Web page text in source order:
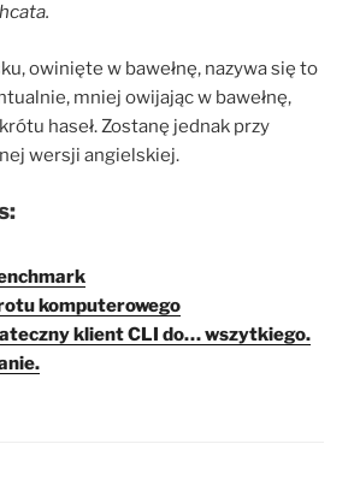
owinięte w bawełnę, nazywa się to
mniej owijając w bawełnę,
haseł. Zostanę jednak przy
wersji angielskiej.
komputerowego
klient CLI do… wszytkiego.